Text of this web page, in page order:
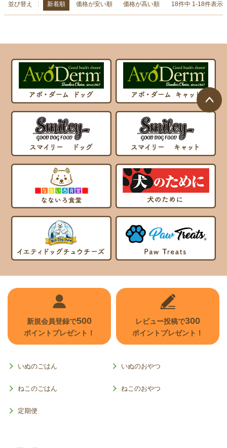
並び替え 新着順 価格が安い順 価格が高い順 18件中 1-18件表示
新規会員登録で500
ポイントプレゼント！
レビュー投稿で300
ポイントプレゼント！
いぬのごはん いぬのおやつ
ねこのごはん ねこのおやつ
定期便